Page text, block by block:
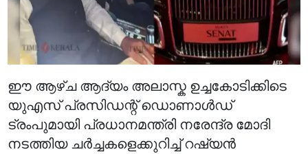
ഈ ആഴ്ച ആദ്യം അലാസ്ക ഉച്ചകോടിക്കിടെ
യുഎസ് പ്രസിഡന്റ് ഡൊണാൾഡ്
ട്രംപുമായി പ്രധാനമന്ത്രി നരേന്ദ്ര മോദി
നടത്തിയ ചർച്ചകളെക്കുറിച്ച് റഷ്യൻ